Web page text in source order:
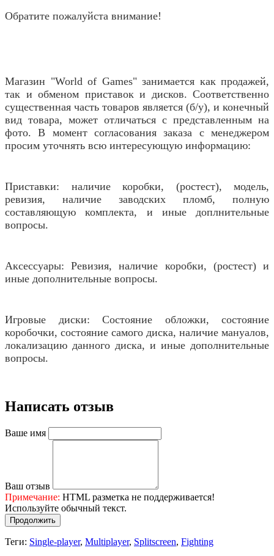
Обратите пожалуйста внимание!
Магазин "World of Games" занимается как продажей,
так и обменом приставок и дисков. Соответственно
существенная часть товаров является (б/у), и конечный
вид товара, может отличаться с представленным на
фото. В момент согласования заказа с менеджером
просим уточнять всю интересующую информацию:
Приставки: наличие коробки, (ростест), модель,
ревизия, наличие заводских пломб, полную
составляющую комплекта, и иные доплнительные
вопросы.
Аксессуары: Ревизия, наличие коробки, (ростест) и
иные дополнительные вопросы.
Игровые диски: Состояние обложки, состояние
коробочки, состояние самого диска, наличие мануалов,
локализацию данного диска, и иные дополнительные
вопросы.
Написать отзыв
Ваше имя
Ваш отзыв
Примечание: HTML разметка не поддерживается!
Используйте обычный текст.
Продолжить
Теги: Single-player, Multiplayer, Splitscreen, Fighting